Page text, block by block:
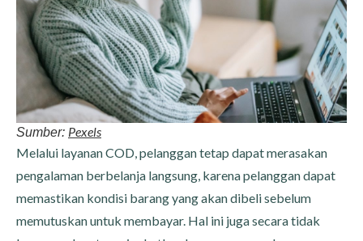
Sumber: Pexels
Melalui layanan COD, pelanggan tetap dapat merasakan
pengalaman berbelanja langsung, karena pelanggan dapat
memastikan kondisi barang yang akan dibeli sebelum
memutuskan untuk membayar. Hal ini juga secara tidak